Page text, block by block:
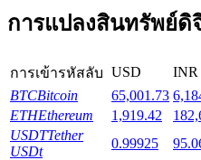
การล็อค BTR
การลงทุนพิเศษสำหรับผู้ถื
การแปลงสินทรัพย์ดิ
การเข้ารหัสลับ USD INR
BTCBitcoin 65,001.73
ETHEthereum 1,919.42
USDTTether
USDt
0.99925